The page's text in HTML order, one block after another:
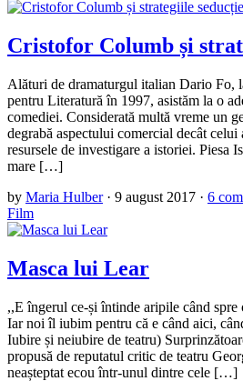
Cristofor Columb și
Alături de dramaturgul italian Dario Fo,
pentru Literatură în 1997, asistăm la o
comediei. Considerată multă vreme un
degrabă aspectului comercial decât celui
resursele de investigare a istoriei. Piesa
mare […]
by Maria Hulber · 9 august 2017 · 6
Film
Masca lui Lear
,,E îngerul ce-și întinde aripile când spre
Iar noi îl iubim pentru că e când aici,
Iubire și neiubire de teatru)
propusă de reputatul critic de teatru
neașteptat ecou într-unul dintre cele […]